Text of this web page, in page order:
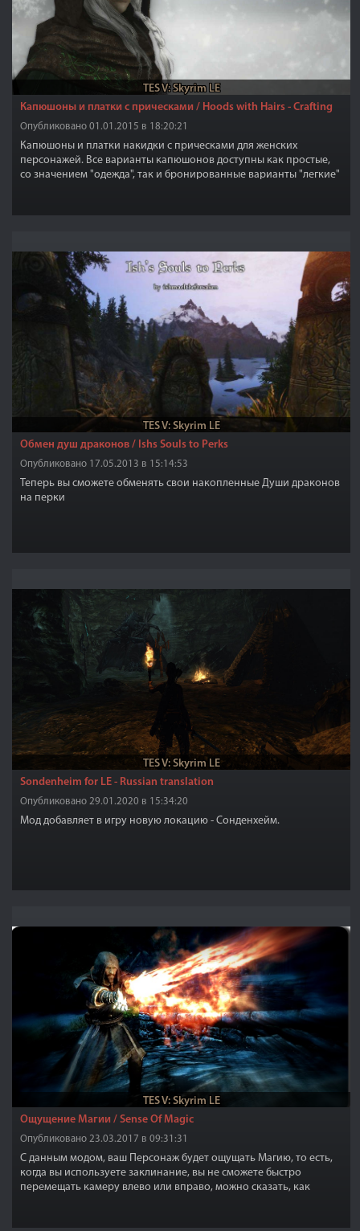
TES V: Skyrim LE
Капюшоны и платки с прическами / Hoods with Hairs - Crafting
Опубликовано 01.01.2015 в 18:20:21
Капюшоны и платки накидки с прическами для женских
персонажей. Все варианты капюшонов доступны как простые,
со значением "одежда", так и бронированные варианты "легкие"
TES V: Skyrim LE
Обмен душ драконов / Ishs Souls to Perks
Опубликовано 17.05.2013 в 15:14:53
Теперь вы сможете обменять свои накопленные Души драконов
на перки
TES V: Skyrim LE
Sondenheim for LE - Russian translation
Опубликовано 29.01.2020 в 15:34:20
Мод добавляет в игру новую локацию - Сонденхейм.
TES V: Skyrim LE
Ощущение Магии / Sense Of Magic
Опубликовано 23.03.2017 в 09:31:31
С данным модом, ваш Персонаж будет ощущать Магию, то есть,
когда вы используете заклинание, вы не сможете быстро
перемещать камеру влево или вправо, можно сказать, как